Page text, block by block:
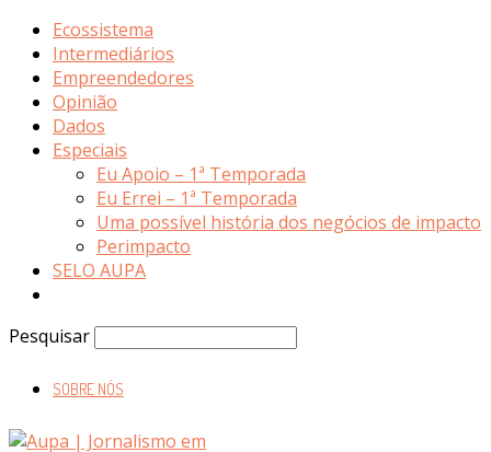
Ecossistema
Intermediários
Empreendedores
Opinião
Dados
Especiais
Eu Apoio – 1ª Temporada
Eu Errei – 1ª Temporada
Uma possível história dos negócios de impacto
Perimpacto
SELO AUPA
Pesquisar
SOBRE NÓS